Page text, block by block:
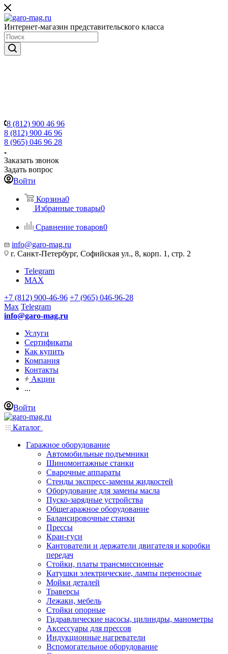
Интернет-магазин представительского класса
8 (812) 900 46 96
8 (812) 900 46 96
8 (965) 046 96 28
Заказать звонок
Задать вопрос
Войти
Корзина0
Избранные товары0
Сравнение товаров0
info@garo-mag.ru
г. Санкт-Петербург, Софийская ул., 8, корп. 1, стр. 2
Telegram
MAX
+7 (812) 900-46-96 +7 (965) 046-96-28
Max Telegram
info@garo-mag.ru
Услуги
Сертификаты
Как купить
Компания
Контакты
Акции
...
Войти
Каталог
Гаражное оборудование
Автомобильные подъемники
Шиномонтажные станки
Сварочные аппараты
Стенды экспресс-замены жидкостей
Оборудование для замены масла
Пуско-зарядные устройства
Общегаражное оборудование
Балансировочные станки
Прессы
Кран-гуси
Кантователи и держатели двигателя и коробки
передач
Стойки, платы трансмиссионные
Катушки электрические, лампы переносные
Мойки деталей
Траверсы
Лежаки, мебель
Стойки опорные
Гидравлические насосы, цилиндры, манометры
Аксессуары для прессов
Индукционные нагреватели
Вспомогательное оборудование